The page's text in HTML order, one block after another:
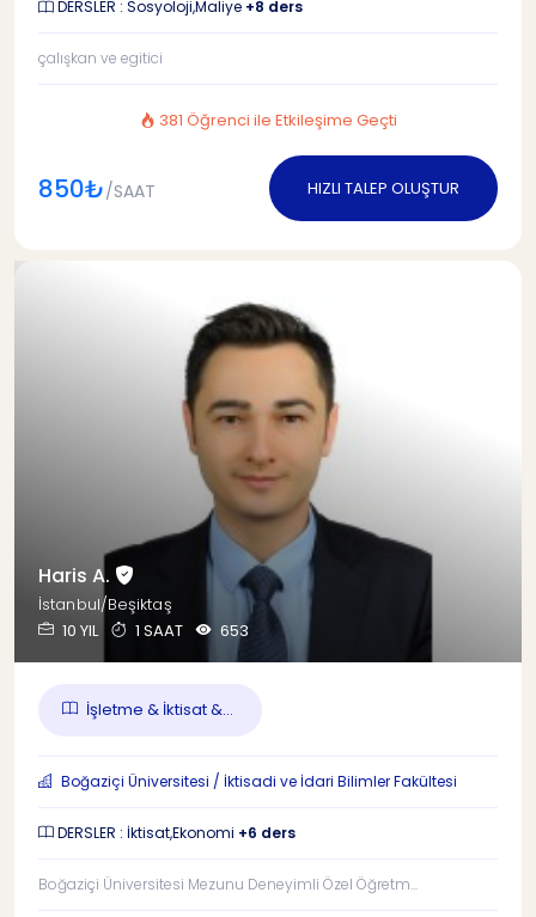
DERSLER : Sosyoloji,Maliye +8 ders
çalışkan ve egitici
381 Öğrenci ile Etkileşime Geçti
850₺/SAAT HIZLI TALEP OLUŞTUR
Haris A.
İstanbul/Beşiktaş
10 YIL
1 SAAT 653
İşletme & İktisat &...
Boğaziçi Üniversitesi / İktisadi ve İdari Bilimler Fakültesi
DERSLER : İktisat,Ekonomi +6 ders
Boğaziçi Üniversitesi Mezunu Deneyimli Özel Öğretm...